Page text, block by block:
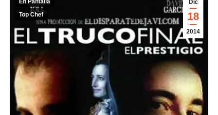
Dic
18
2014
En Pantalla
Top Chef